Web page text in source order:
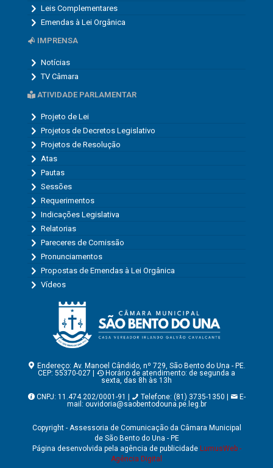
Leis Complementares
Emendas à Lei Orgânica
IMPRENSA
Notícias
TV Câmara
ATIVIDADE PARLAMENTAR
Projeto de Lei
Projetos de Decretos Legislativo
Projetos de Resolução
Atas
Pautas
Sessões
Requerimentos
Indicações Legislativa
Relatorias
Pareceres de Comissão
Pronunciamentos
Propostas de Emendas à Lei Orgânica
Vídeos
Endereço: Av. Manoel Cândido, nº 729, São Bento do Una - PE.
CEP: 55370-027 |
Horário de atendimento: de segunda a
sexta, das 8h às 13h
CNPJ: 11.474.202/0001-91 |
Telefone: (81) 3735-1350 |
E-
mail: ouvidoria@saobentodouna.pe.leg.br
Copyright - Assessoria de Comunicação da Câmara Municipal
de São Bento do Una - PE
Página desenvolvida pela agência de publicidade LumusWeb -
Agência Digital